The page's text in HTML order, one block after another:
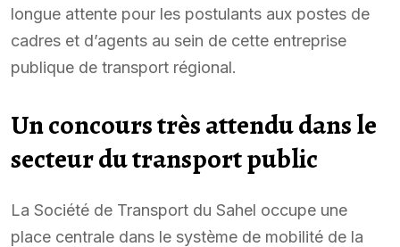
longue attente pour les postulants aux postes de
cadres et d’agents au sein de cette entreprise
publique de transport régional.
Un concours très attendu dans le
secteur du transport public
La Société de Transport du Sahel occupe une
place centrale dans le système de mobilité de la